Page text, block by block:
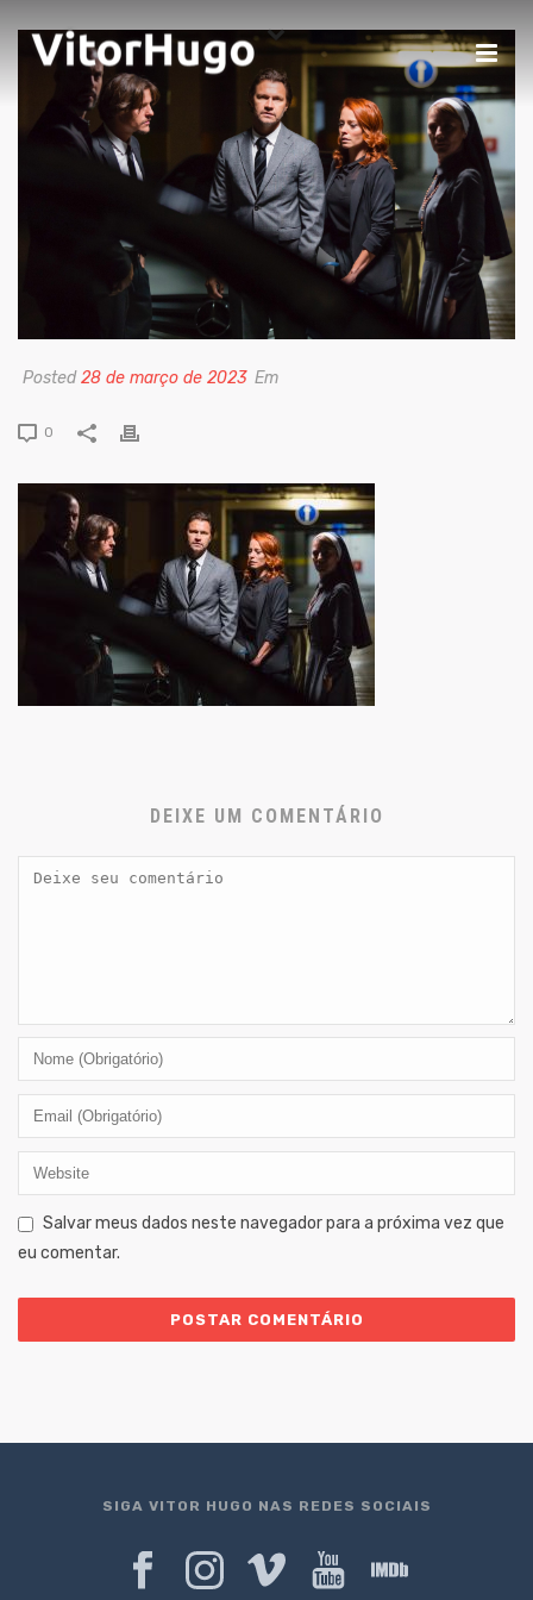
Posted28 de março de 2023 Em
0
DEIXE UM COMENTÁRIO
Salvar meus dados neste navegador para a próxima vez que
eu comentar.
SIGA VITOR HUGO NAS REDES SOCIAIS